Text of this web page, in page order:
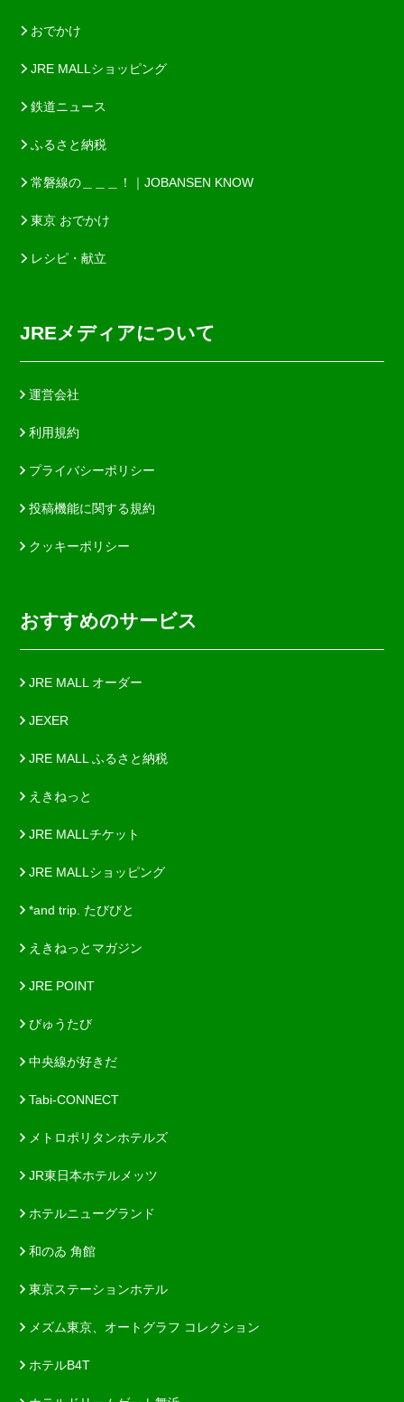
おでかけ
JRE MALLショッピング
鉄道ニュース
ふるさと納税
常磐線の＿＿＿！｜JOBANSEN KNOW
東京 おでかけ
レシピ・献立
JREメディアについて
運営会社
利用規約
プライバシーポリシー
投稿機能に関する規約
クッキーポリシー
おすすめのサービス
JRE MALL オーダー
JEXER
JRE MALL ふるさと納税
えきねっと
JRE MALLチケット
JRE MALLショッピング
*and trip. たびびと
えきねっとマガジン
JRE POINT
びゅうたび
中央線が好きだ
Tabi-CONNECT
メトロポリタンホテルズ
JR東日本ホテルメッツ
ホテルニューグランド
和のゐ 角館
東京ステーションホテル
メズム東京、オートグラフ コレクション
ホテルB4T